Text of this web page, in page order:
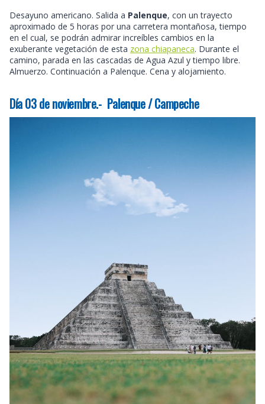
Desayuno americano. Salida a Palenque, con un trayecto
aproximado de 5 horas por una carretera montañosa, tiempo
en el cual, se podrán admirar increíbles cambios en la
exuberante vegetación de esta zona chiapaneca. Durante el
camino, parada en las cascadas de Agua Azul y tiempo libre.
Almuerzo. Continuación a Palenque. Cena y alojamiento.
Día 03 de noviembre.- Palenque / Campeche